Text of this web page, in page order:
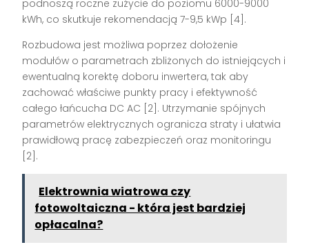
podnoszą roczne zużycie do poziomu 6000-9000
kWh, co skutkuje rekomendacją 7-9,5 kWp [4].
Rozbudowa jest możliwa poprzez dołożenie
modułów o parametrach zbliżonych do istniejących i
ewentualną korektę doboru inwertera, tak aby
zachować właściwe punkty pracy i efektywność
całego łańcucha DC AC [2]. Utrzymanie spójnych
parametrów elektrycznych ogranicza straty i ułatwia
prawidłową pracę zabezpieczeń oraz monitoringu
[2].
Elektrownia wiatrowa czy
fotowoltaiczna - która jest bardziej
opłacalna?